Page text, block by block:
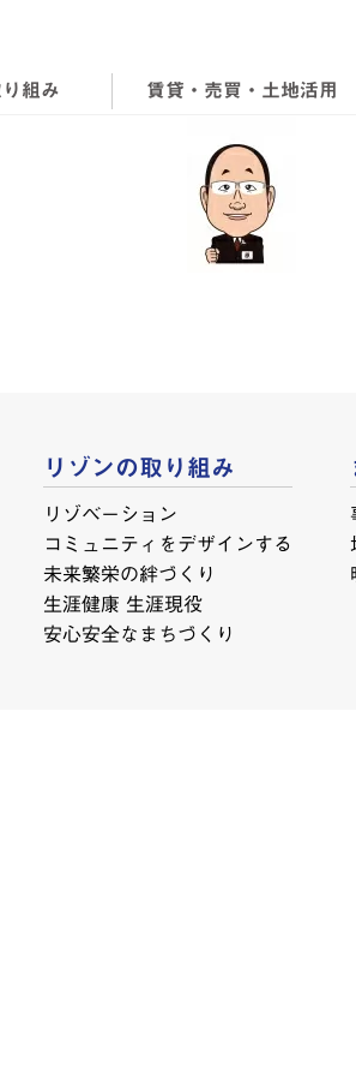
組み 賃貸・売買・土地活用
リゾンの取り組み
リゾベーション
コミュニティをデザインする
未来繁栄の絆づくり
生涯健康 生涯現役
安心安全なまちづくり